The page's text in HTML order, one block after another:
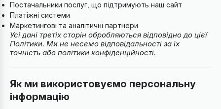
Постачальники послуг, що підтримують наш сайт
Платіжні системи
Маркетингові та аналітичні партнери
Усі дані третіх сторін обробляються відповідно до цієї
Політики. Ми не несемо відповідальності за їх
точність або політики конфіденційності.
Як ми використовуємо персональну
інформацію